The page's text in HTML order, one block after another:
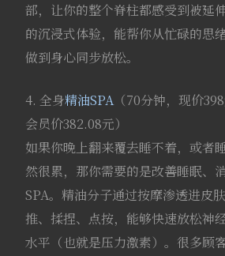
部，让你的整个脊柱都感受到被延
的沉浸式体验，能帮你从忙碌的思
做到身心同步放松。
4. 全身精油SPA（70分钟，现价398
会员价382.08元）
如果你晚上翻来覆去睡不着，或者
然很累，那你需要的是改善睡眠、
SPA。精油分子通过按摩渗透进皮
推、揉捏、点按，能够快速放松神
水平（也就是压力激素）。很多顾